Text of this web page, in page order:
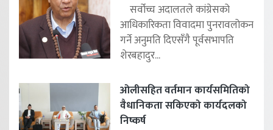
सर्वोच्च अदालतले कांग्रेसको
आधिकारिकता विवादमा पुनरावलोकन
गर्ने अनुमति दिएसँगै पूर्वसभापति
शेरबहादुर...
ओलीसहित वर्तमान कार्यसमितिको
वैधानिकता सकिएको कार्यदलको
निष्कर्ष